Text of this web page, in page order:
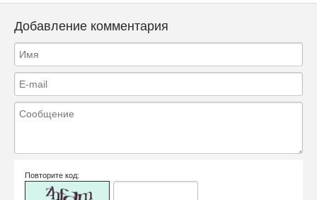
Добавление комментария
Повторите код: